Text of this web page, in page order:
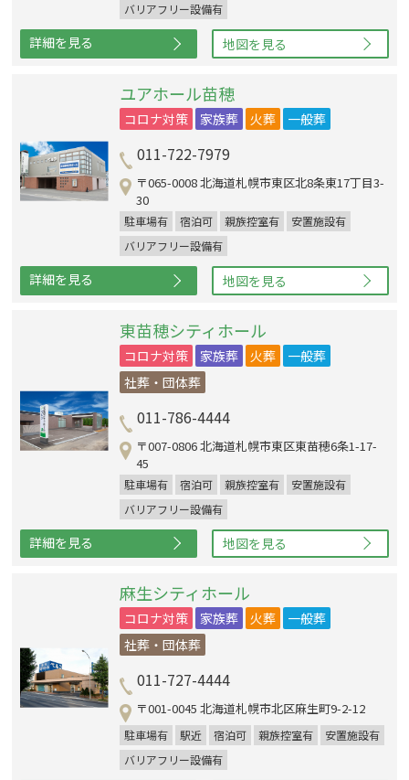
バリアフリー設備有
詳細を見る 地図を見る
ユアホール苗穂
コロナ対策 家族葬 火葬 一般葬
011-722-7979
〒065-0008 北海道札幌市東区北8条東17丁目3-
30
駐車場有 宿泊可 親族控室有
安置施設有
バリアフリー設備有
詳細を見る 地図を見る
東苗穂シティホール
コロナ対策 家族葬 火葬
一般葬
社葬・団体葬
011-786-4444
〒007-0806 北海道札幌市東区東苗穂6条1-17-
45
駐車場有 宿泊可 親族控室有
安置施設有
バリアフリー設備有
詳細を見る 地図を見る
麻生シティホール
コロナ対策 家族葬 火葬
一般葬
社葬・団体葬
011-727-4444
〒001-0045 北海道札幌市北区麻生町9-2-12
駐車場有 駅近 宿泊可 親族控室有
安置施設有
バリアフリー設備有